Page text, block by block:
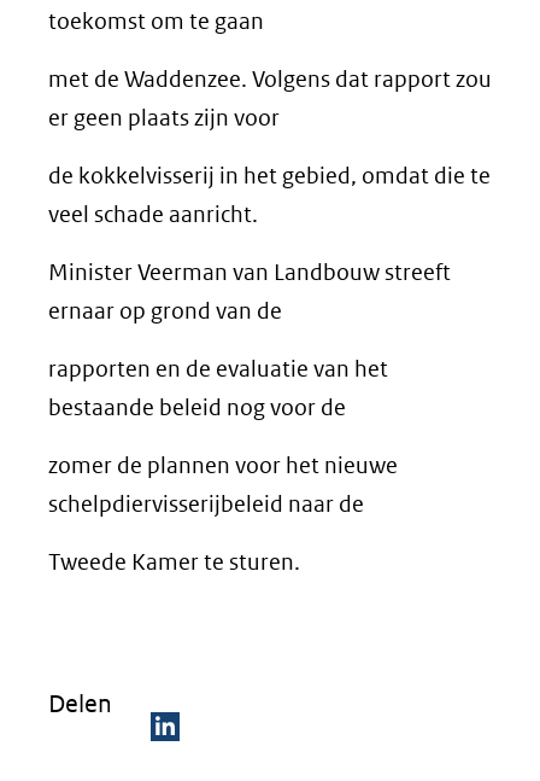
toekomst om te gaan
met de Waddenzee. Volgens dat rapport zou
er geen plaats zijn voor
de kokkelvisserij in het gebied, omdat die te
veel schade aanricht.
Minister Veerman van Landbouw streeft
ernaar op grond van de
rapporten en de evaluatie van het
bestaande beleid nog voor de
zomer de plannen voor het nieuwe
schelpdiervisserijbeleid naar de
Tweede Kamer te sturen.
Delen